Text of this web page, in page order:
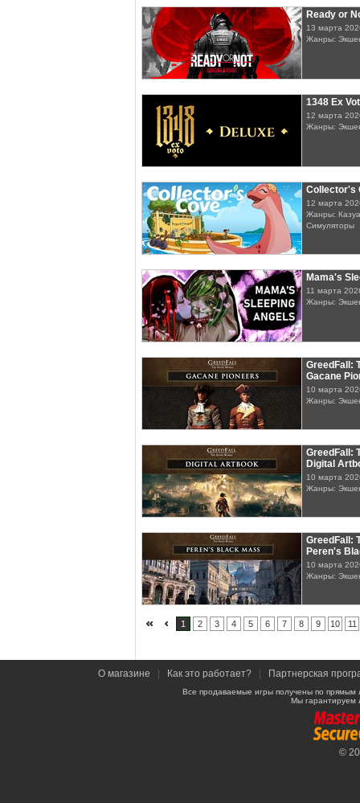
Ready or
13 марта
Жанры:
1348 Ex
12 марта
Жанры:
Collector's
12 марта
Жанры:
Симуляторы
Mama's
11 марта
Жанры:
GreedFall:
Gacane
10 марта
Жанры:
GreedFall:
Digital
10 марта
Жанры:
GreedFall:
Peren's
10 марта
Жанры:
1 2 3 4 5 6 7 8 9 10 11
О магазине Как это работает? Партнерская
Все продаваемые игры получены по
Мы гарантируем
©